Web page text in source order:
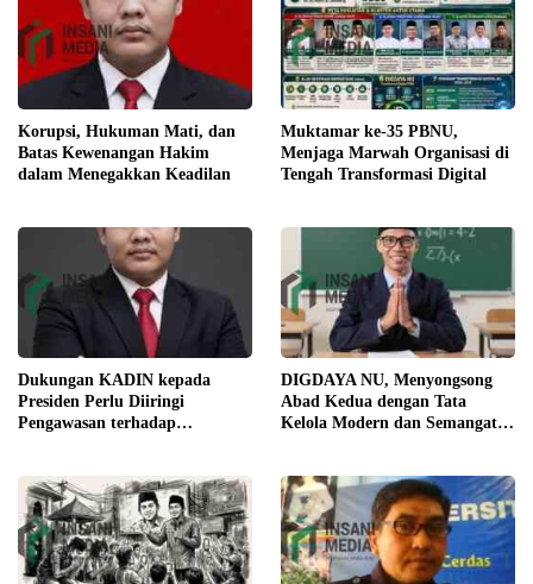
Korupsi, Hukuman Mati, dan
Batas Kewenangan Hakim
dalam Menegakkan Keadilan
Muktamar ke-35 PBNU,
Menjaga Marwah Organisasi di
Tengah Transformasi Digital
Dukungan KADIN kepada
Presiden Perlu Diiringi
Pengawasan terhadap
DIGDAYA NU, Menyongsong
Abad Kedua dengan Tata
Kelola Modern dan Semangat